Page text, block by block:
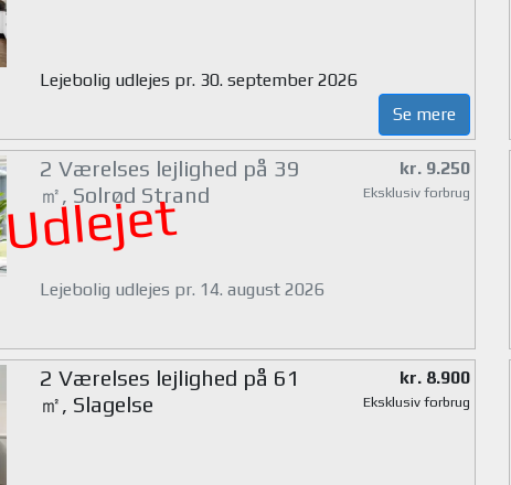
Lejebolig udlejes pr. 30. september 2026
Se mere
Udlejet
2 Værelses lejlighed på 39
㎡, Solrød Strand
kr. 9.250
Eksklusiv forbrug
Lejebolig udlejes pr. 14. august 2026
2 Værelses lejlighed på 61
㎡, Slagelse
kr. 8.900
Eksklusiv forbrug